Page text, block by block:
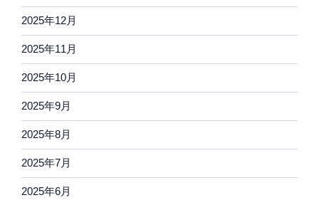
2025年12月
2025年11月
2025年10月
2025年9月
2025年8月
2025年7月
2025年6月